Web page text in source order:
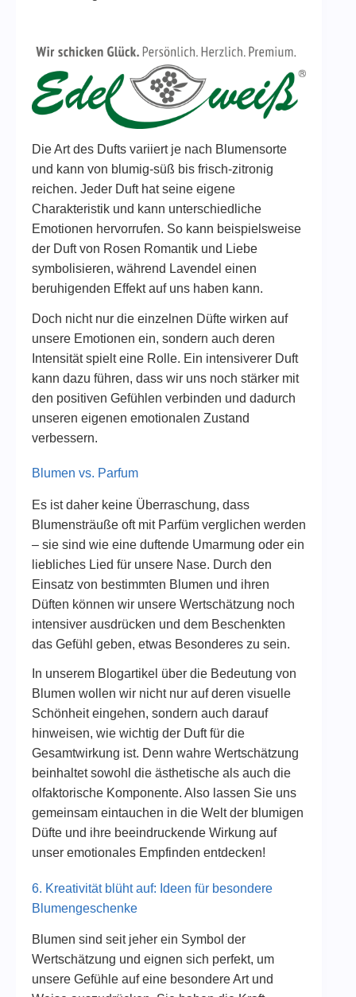
Die Art des Dufts variiert je nach Blumensorte
und kann von blumig-süß bis frisch-zitronig
reichen. Jeder Duft hat seine eigene
Charakteristik und kann unterschiedliche
Emotionen hervorrufen. So kann beispielsweise
der Duft von Rosen Romantik und Liebe
symbolisieren, während Lavendel einen
beruhigenden Effekt auf uns haben kann.
Doch nicht nur die einzelnen Düfte wirken auf
unsere Emotionen ein, sondern auch deren
Intensität spielt eine Rolle. Ein intensiverer Duft
kann dazu führen, dass wir uns noch stärker mit
den positiven Gefühlen verbinden und dadurch
unseren eigenen emotionalen Zustand
verbessern.
Blumen vs. Parfum
Es ist daher keine Überraschung, dass
Blumensträuße oft mit Parfüm verglichen werden
– sie sind wie eine duftende Umarmung oder ein
liebliches Lied für unsere Nase. Durch den
Einsatz von bestimmten Blumen und ihren
Düften können wir unsere Wertschätzung noch
intensiver ausdrücken und dem Beschenkten
das Gefühl geben, etwas Besonderes zu sein.
In unserem Blogartikel über die Bedeutung von
Blumen wollen wir nicht nur auf deren visuelle
Schönheit eingehen, sondern auch darauf
hinweisen, wie wichtig der Duft für die
Gesamtwirkung ist. Denn wahre Wertschätzung
beinhaltet sowohl die ästhetische als auch die
olfaktorische Komponente. Also lassen Sie uns
gemeinsam eintauchen in die Welt der blumigen
Düfte und ihre beeindruckende Wirkung auf
unser emotionales Empfinden entdecken!
6. Kreativität blüht auf: Ideen für besondere
Blumengeschenke
Blumen sind seit jeher ein Symbol der
Wertschätzung und eignen sich perfekt, um
unsere Gefühle auf eine besondere Art und